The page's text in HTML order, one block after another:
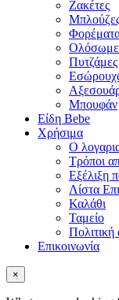
Ζακέτες
Πυτζάμες
Μπουφάν
Είδη Bebe
Χρήσιμα
Ο
Τρόποι
Εξέλιξη
Λίστα
Καλάθι
Ταμείο
Επικοινωνία
×